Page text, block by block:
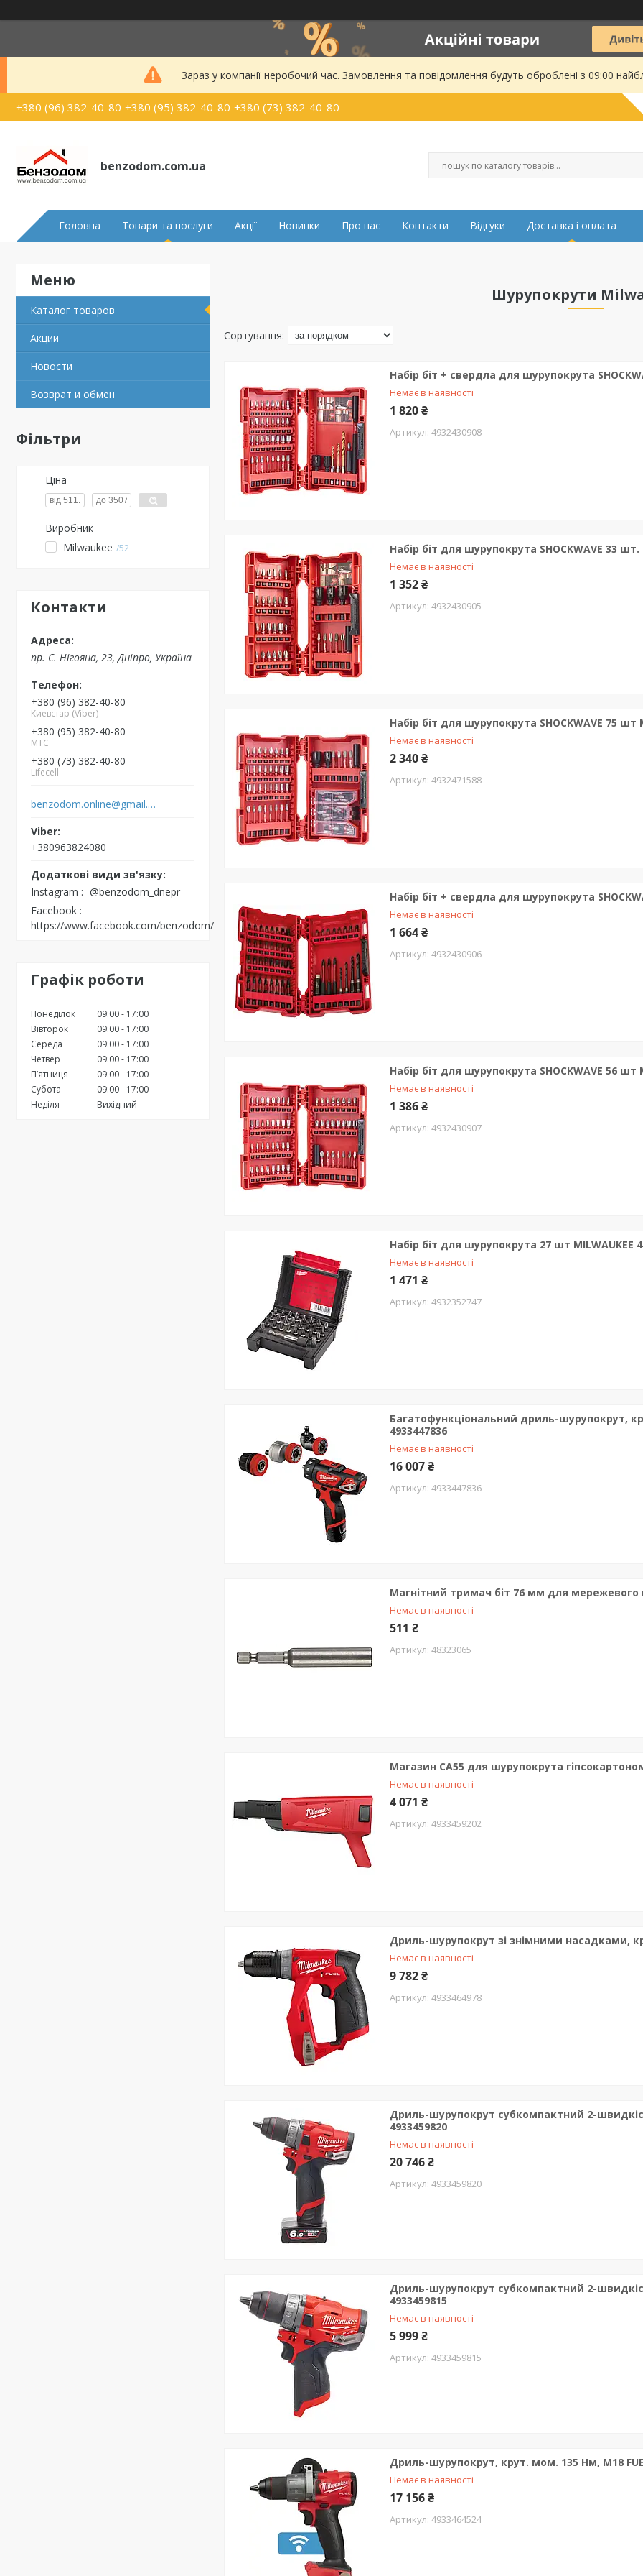
Зараз у компанії неробочий час. Замовлення та повідомлення будуть оброблені з 09:00
+380 (96) 382-40-80 +380 (95) 382-40-80 +380 (73) 382-40-80
benzodom.com.ua
Головна Товари та послуги Акції Новинки Про нас Контакти Відгуки Доставка і оплата
Каталог товаров
Акции
Новости
Возврат и обмен
Фільтри
Ціна
Виробник
Milwaukee 52
Контакти
пр. С. Нігояна, 23, Дніпро, Україна
+380 (96) 382-40-80
Киевстар (Viber)
+380 (95) 382-40-80
MTC
+380 (73) 382-40-80
Lifecell
benzodom.online@gmail.com
+380963824080
Instagram
@benzodom_dnepr
Facebook
https://www.facebook.com/benzodom/
Графік роботи
Понеділок 09:00
17:00
Вівторок
09:00
17:00
Середа
09:00
17:00
Четвер
09:00
17:00
Пʼятниця
09:00
17:00
Субота
09:00
17:00
Неділя
Вихідний
Шурупокрути
Набір біт + свердла для шурупокрута
Немає в наявності
1 820 ₴
4932430908
Набір біт для шурупокрута SHOCKWAVE 33
Немає в наявності
1 352 ₴
4932430905
Набір біт для шурупокрута SHOCKWAVE 75 шт
Немає в наявності
2 340 ₴
4932471588
Набір біт + свердла для шурупокрута
Немає в наявності
1 664 ₴
4932430906
Набір біт для шурупокрута SHOCKWAVE 56 шт
Немає в наявності
1 386 ₴
4932430907
Набір біт для шурупокрута 27 шт MILWAUKEE
Немає в наявності
1 471 ₴
4932352747
Багатофункціональний дриль-шурупокрут,
4933447836
Немає в наявності
16 007 ₴
4933447836
Магнітний тримач біт 76 мм для
Немає в наявності
511 ₴
48323065
Магазин CA55 для шурупокрута
Немає в наявності
4 071 ₴
4933459202
Дриль-шурупокрут зі знімними насадками,
Немає в наявності
9 782 ₴
4933464978
Дриль-шурупокрут субкомпактний 2-
4933459820
Немає в наявності
20 746 ₴
4933459820
Дриль-шурупокрут субкомпактний 2-
4933459815
Немає в наявності
5 999 ₴
4933459815
Дриль-шурупокрут, крут. мом. 135 Нм, M18
Немає в наявності
17 156 ₴
4933464524